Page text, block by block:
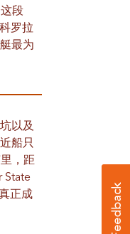
段
罗拉
最为
以及
船只
，距
State
正成